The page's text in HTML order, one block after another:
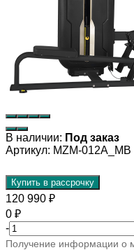
В наличии: Под заказ
Артикул: MZM-012A_MB
Купить в рассрочку
120 990 ₽
0 ₽
-
Получение информации о